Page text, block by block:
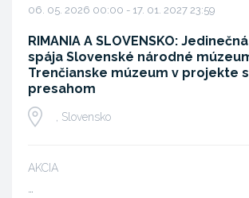
06. 05. 2026 00:00 - 17. 01. 2027 23:59
RIMANIA A SLOVENSKO:
spája Slovenské národné
Trenčianske múzeum v projekte
presahom
, Slovensko
AKCIA